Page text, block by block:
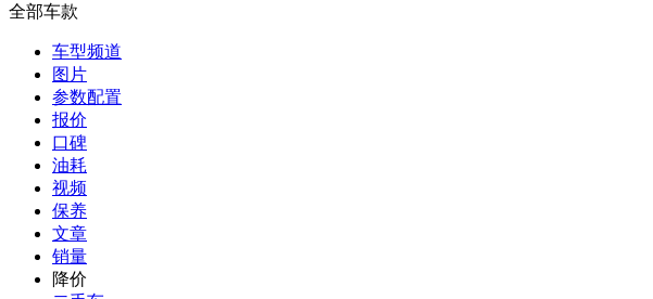
全部车款
车型频道
图片
参数配置
报价
口碑
油耗
视频
保养
文章
销量
降价